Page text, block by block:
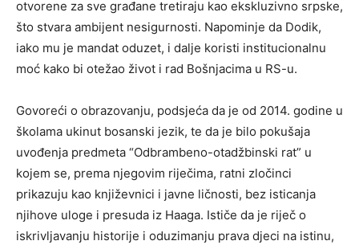
otvorene za sve građane tretiraju kao ekskluzivno srpske,
što stvara ambijent nesigurnosti. Napominje da Dodik,
iako mu je mandat oduzet, i dalje koristi institucionalnu
moć kako bi otežao život i rad Bošnjacima u RS-u.
Govoreći o obrazovanju, podsjeća da je od 2014. godine u
školama ukinut bosanski jezik, te da je bilo pokušaja
uvođenja predmeta “Odbrambeno-otadžbinski rat” u
kojem se, prema njegovim riječima, ratni zločinci
prikazuju kao književnici i javne ličnosti, bez isticanja
njihove uloge i presuda iz Haaga. Ističe da je riječ o
iskrivljavanju historije i oduzimanju prava djeci na istinu,